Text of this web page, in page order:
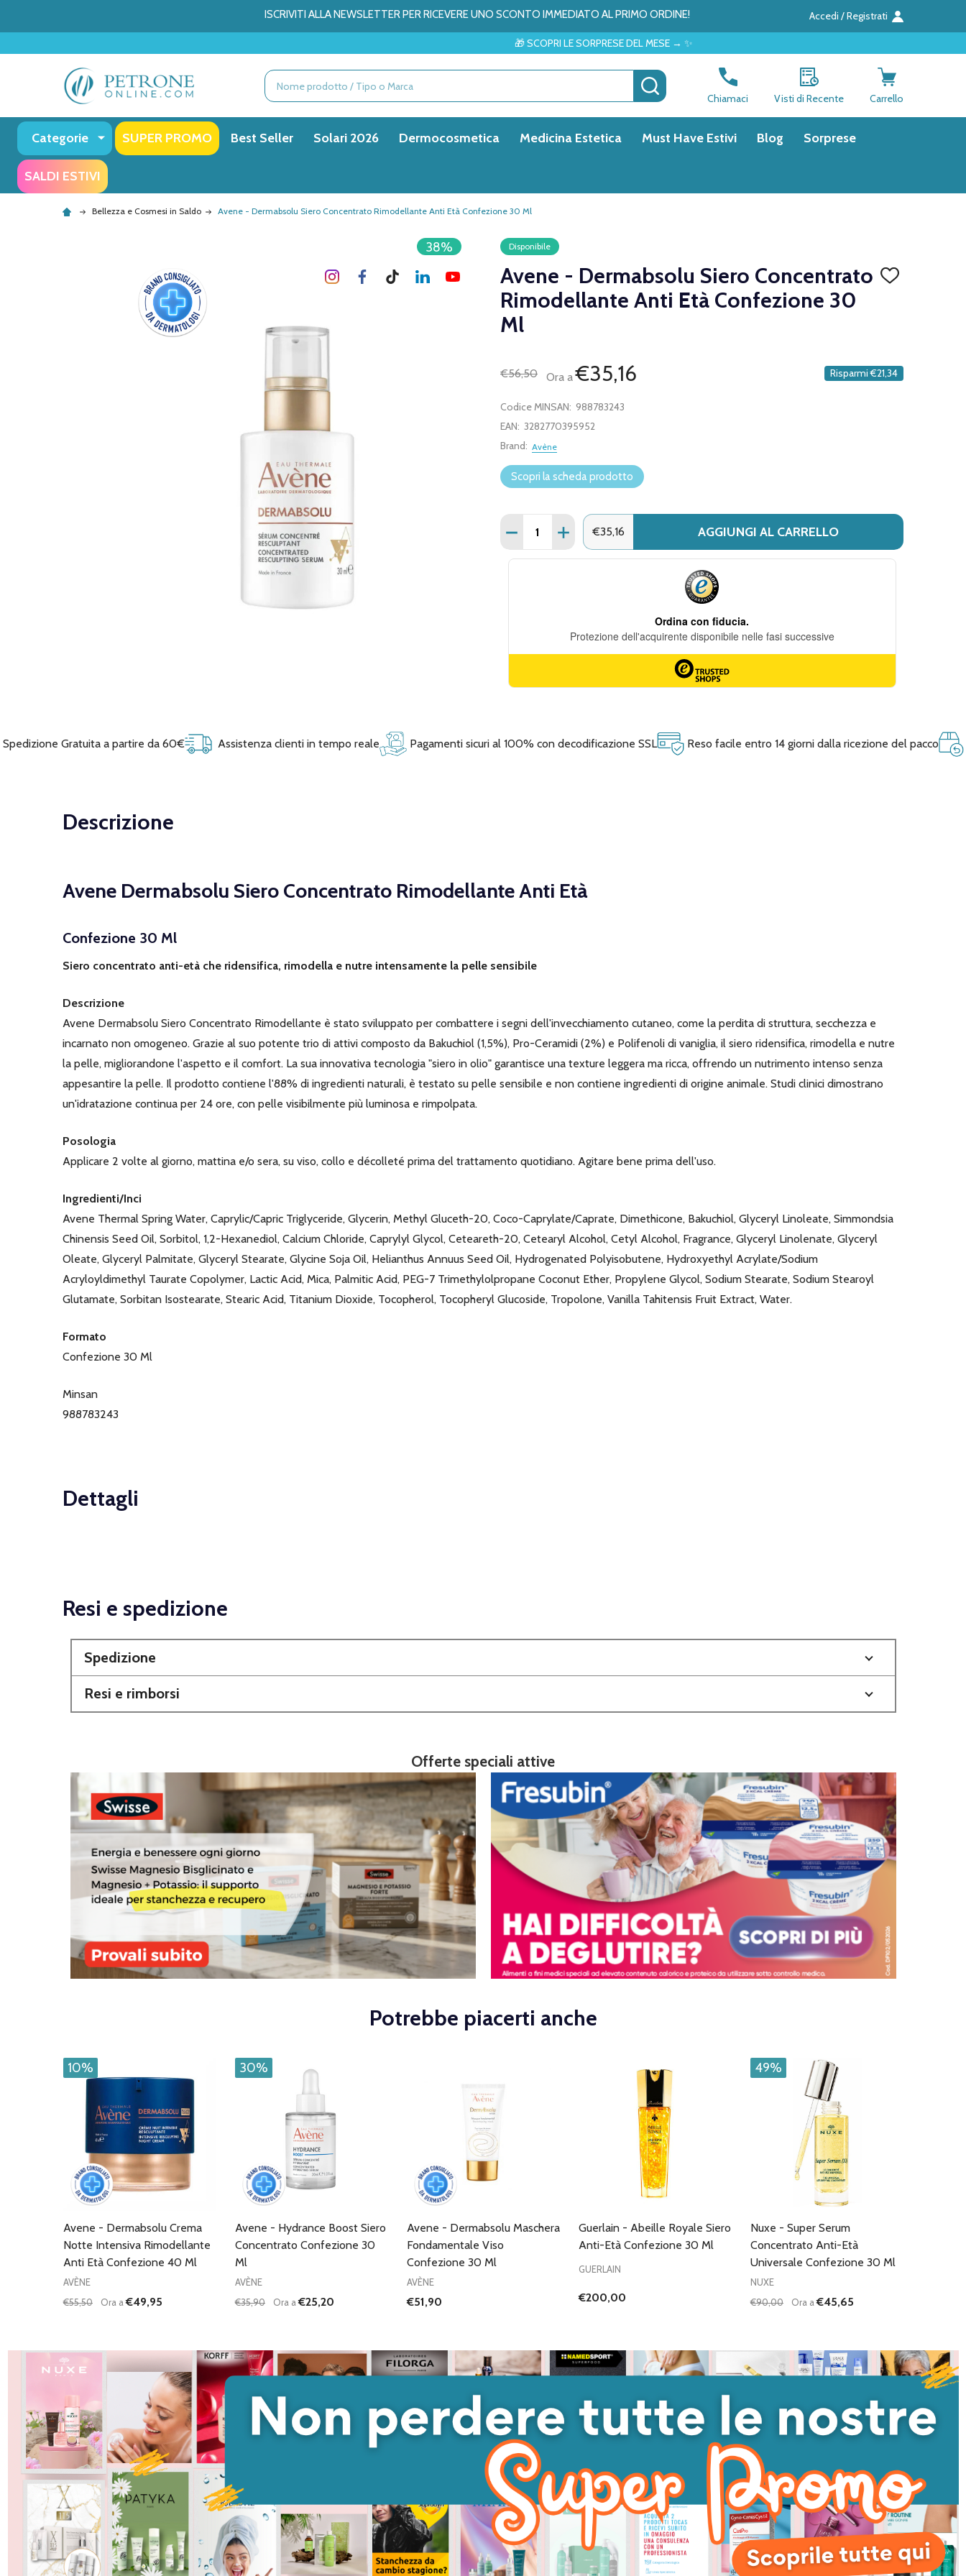
ISCRIVITI ALLA NEWSLETTER PER RICEVERE UNO SCONTO IMMEDIATO AL PRIMO ORDINE! Accedi / Registrati
🎁 SCOPRI LE SORPRESE DEL MESE → ✨
Ricerca CERCA
Chiamaci Visti di Recente Carrello
Categorie SUPER PROMO Best Seller Solari 2026 Dermocosmetica Medicina Estetica Must Have Estivi Blog Sorprese
SALDI ESTIVI
Bellezza e Cosmesi in Saldo Avene - Dermabsolu Siero Concentrato Rimodellante Anti Età Confezione 30 Ml
Disponibile
Avene - Dermabsolu Siero Concentrato
Rimodellante Anti Età Confezione 30
Ml
AGGIUNGI
€56,50 Ora a€35,16 Risparmi €21,34
38%
Codice MINSAN: 988783243
EAN: 3282770395952
Brand: Avène
Scopri la scheda prodotto
Quantità:
DIMINUISCI QUANTITÀ DI AVENE - DERMABSOLU SIERO CONCENTRATO
AUMENTA QUANTITÀ DI AVENE - DERMABSOLU SIERO CONCENTRATO
€35,16 AGGIUNGI AL CARRELLO
Spedizione Gratuita a partire da 60€ Assistenza clienti in tempo reale Pagamenti sicuri al 100% con decodificazione SSL Reso facile entro 14 giorni dalla ricezione del pacco
Descrizione
Avene Dermabsolu Siero Concentrato Rimodellante Anti Età
Confezione 30 Ml
Siero concentrato anti-età che ridensifica, rimodella e nutre intensamente la pelle sensibile
Descrizione
Avene Dermabsolu Siero Concentrato Rimodellante è stato sviluppato per combattere i segni dell'invecchiamento cutaneo, come la perdita di struttura, secchezza e
incarnato non omogeneo. Grazie al suo potente trio di attivi composto da Bakuchiol (1,5%), Pro-Ceramidi (2%) e Polifenoli di vaniglia, il siero ridensifica, rimodella e nutre
la pelle, migliorandone l'aspetto e il comfort. La sua innovativa tecnologia "siero in olio" garantisce una texture leggera ma ricca, offrendo un nutrimento intenso senza
appesantire la pelle. Il prodotto contiene l'88% di ingredienti naturali, è testato su pelle sensibile e non contiene ingredienti di origine animale. Studi clinici dimostrano
un'idratazione continua per 24 ore, con pelle visibilmente più luminosa e rimpolpata.
Posologia
Applicare 2 volte al giorno, mattina e/o sera, su viso, collo e décolleté prima del trattamento quotidiano. Agitare bene prima dell'uso.
Ingredienti/Inci
Avene Thermal Spring Water, Caprylic/Capric Triglyceride, Glycerin, Methyl Gluceth-20, Coco-Caprylate/Caprate, Dimethicone, Bakuchiol, Glyceryl Linoleate, Simmondsia
Chinensis Seed Oil, Sorbitol, 1,2-Hexanediol, Calcium Chloride, Caprylyl Glycol, Ceteareth-20, Cetearyl Alcohol, Cetyl Alcohol, Fragrance, Glyceryl Linolenate, Glyceryl
Oleate, Glyceryl Palmitate, Glyceryl Stearate, Glycine Soja Oil, Helianthus Annuus Seed Oil, Hydrogenated Polyisobutene, Hydroxyethyl Acrylate/Sodium
Acryloyldimethyl Taurate Copolymer, Lactic Acid, Mica, Palmitic Acid, PEG-7 Trimethylolpropane Coconut Ether, Propylene Glycol, Sodium Stearate, Sodium Stearoyl
Glutamate, Sorbitan Isostearate, Stearic Acid, Titanium Dioxide, Tocopherol, Tocopheryl Glucoside, Tropolone, Vanilla Tahitensis Fruit Extract, Water.
Formato
Confezione 30 Ml
Minsan
988783243
Dettagli
Resi e spedizione
Spedizione
Resi e rimborsi
Offerte speciali attive
Potrebbe piacerti anche
10%
Avene - Dermabsolu Crema
Notte Intensiva Rimodellante
Anti Età Confezione 40 Ml
AVÈNE
€55,50
Ora a€49,95
30%
Avene - Hydrance Boost Siero
Concentrato Confezione 30
Ml
AVÈNE
€35,90
Ora a€25,20
Avene - Dermabsolu Maschera
Fondamentale Viso
Confezione 30 Ml
AVÈNE
€51,90
Guerlain - Abeille Royale Siero
Anti-Età Confezione 30 Ml
GUERLAIN
€200,00
49%
Nuxe - Super Serum
Concentrato Anti-Età
Universale Confezione 30 Ml
NUXE
€90,00
Ora a€45,65